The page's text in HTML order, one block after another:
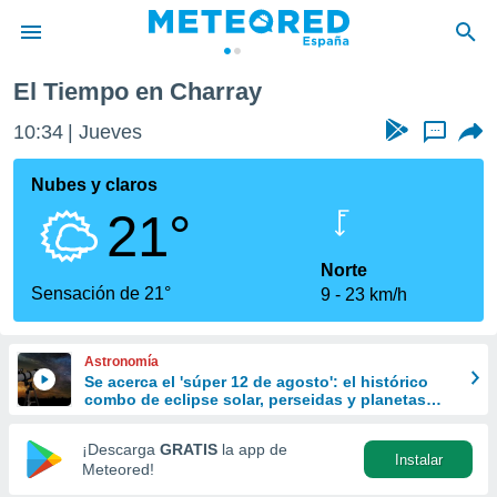
de
por
que se
calidad.
a este
las
y
forma
digital
basada
El Tiempo en Charray
10:34 Jueves ...
Nubes y claros
21°
Sensación de 21°
Norte
9
23 km/h
Astronomía
Se acerca el 'súper 12 de agosto': el histórico
combo de eclipse solar, perseidas y planetas
¡Descarga GRATIS la app de
Meteored!
Instalar